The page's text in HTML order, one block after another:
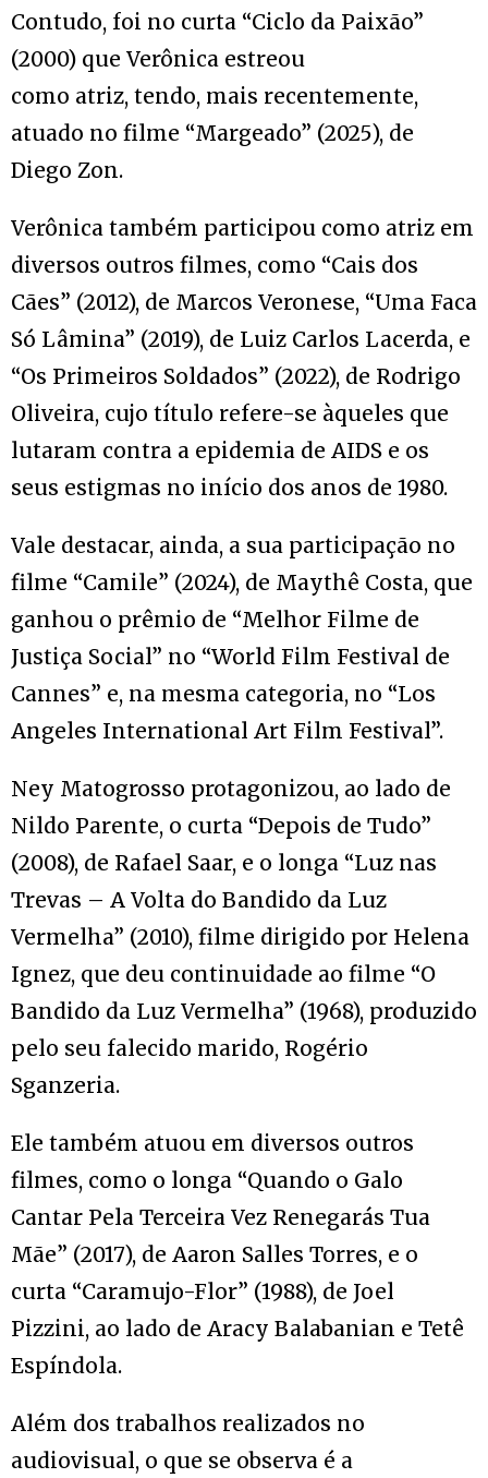
Contudo, foi no curta “Ciclo da Paixão”
(2000) que Verônica estreou
como atriz, tendo, mais recentemente,
atuado no filme “Margeado” (2025), de
Diego Zon.
Verônica também participou como atriz em
diversos outros filmes, como “Cais dos
Cães” (2012), de Marcos Veronese, “Uma Faca
Só Lâmina” (2019), de Luiz Carlos Lacerda, e
“Os Primeiros Soldados” (2022), de Rodrigo
Oliveira, cujo título refere-se àqueles que
lutaram contra a epidemia de AIDS e os
seus estigmas no início dos anos de 1980.
Vale destacar, ainda, a sua participação no
filme “Camile” (2024), de Maythê Costa, que
ganhou o prêmio de “Melhor Filme de
Justiça Social” no “World Film Festival de
Cannes” e, na mesma categoria, no “Los
Angeles International Art Film Festival”.
Ney Matogrosso protagonizou, ao lado de
Nildo Parente, o curta “Depois de Tudo”
(2008), de Rafael Saar, e o longa “Luz nas
Trevas – A Volta do Bandido da Luz
Vermelha” (2010), filme dirigido por Helena
Ignez, que deu continuidade ao filme “O
Bandido da Luz Vermelha” (1968), produzido
pelo seu falecido marido, Rogério
Sganzeria.
Ele também atuou em diversos outros
filmes, como o longa “Quando o Galo
Cantar Pela Terceira Vez Renegarás Tua
Mãe” (2017), de Aaron Salles Torres, e o
curta “Caramujo-Flor” (1988), de Joel
Pizzini, ao lado de Aracy Balabanian e Tetê
Espíndola.
Além dos trabalhos realizados no
audiovisual, o que se observa é a